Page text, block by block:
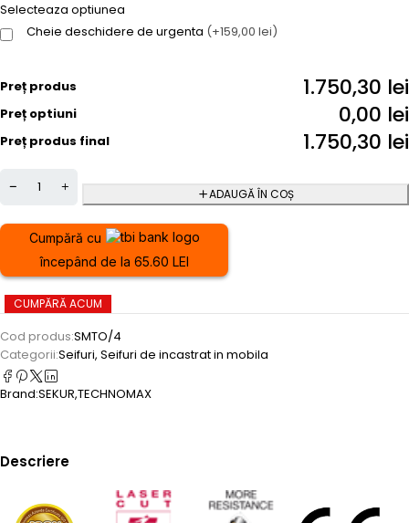
Selecteaza optiunea
Cheie deschidere de urgenta (+159,00 lei)
Preț produs 1.750,30 lei
Preț optiuni 0,00 lei
Preț produs final 1.750,30 lei
ADAUGĂ ÎN COȘ
Cumpără cu
începând de la 65.60 LEI
CUMPĂRĂ ACUM
Cod produs:SMTO/4
Categorii:Seifuri, Seifuri de incastrat in mobila
Brand:SEKUR,TECHNOMAX
Descriere